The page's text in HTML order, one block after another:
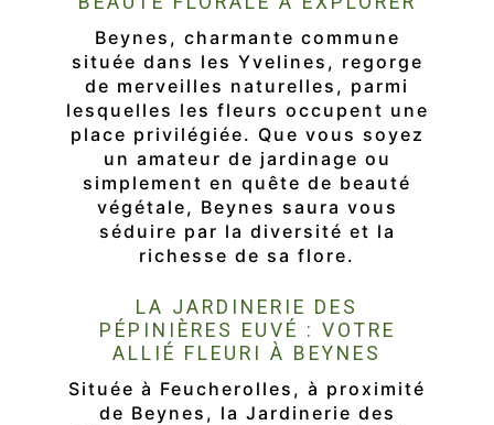
Beynes, charmante commune
située dans les Yvelines, regorge
de merveilles naturelles, parmi
lesquelles les fleurs occupent une
place privilégiée. Que vous soyez
un amateur de jardinage ou
simplement en quête de beauté
végétale, Beynes saura vous
séduire par la diversité et la
richesse de sa flore.
LA JARDINERIE DES
PÉPINIÈRES EUVÉ : VOTRE
ALLIÉ FLEURI À BEYNES
Située à Feucherolles, à proximité
de Beynes, la Jardinerie des